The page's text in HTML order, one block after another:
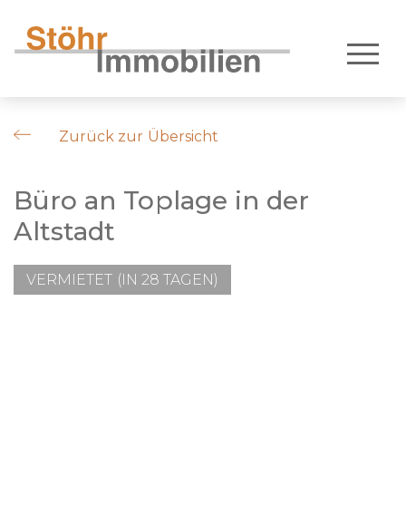
Zurück zur Übersicht
Büro an Toplage in der
Altstadt
VERMIETET (IN 28 TAGEN)